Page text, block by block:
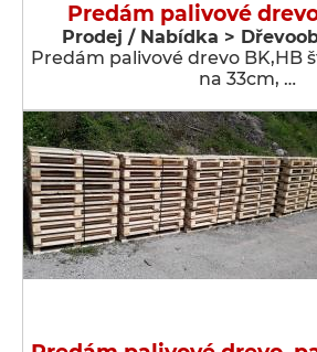
Predám palivové
Prodej / Nabídka >
Predám palivové drevo BK,HB
na 33cm, …